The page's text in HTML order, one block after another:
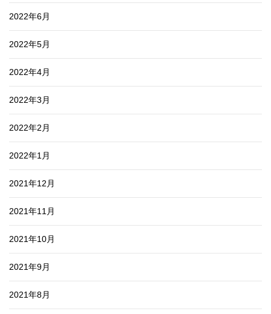
2022年6月
2022年5月
2022年4月
2022年3月
2022年2月
2022年1月
2021年12月
2021年11月
2021年10月
2021年9月
2021年8月